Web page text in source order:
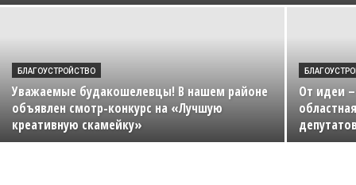
БЛАГОУСТРОЙСТВО
Уважаемые будакошелевцы! В нашем районе
объявлен смотр-конкурс на «Лучшую
креативную скамейку»
От идеи –